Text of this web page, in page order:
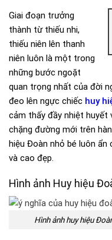
Giai đoạn trưởng
thành từ thiếu nhi,
thiếu niên lên thanh
niên luôn là một trong
những bước ngoặt
quan trọng nhất của đời
đeo lên ngực chiếc huy
cảm thấy đầy nhiệt
chặng đường mới trên
hiệu Đoàn nhỏ bé luôn ẩn
và cao đẹp.
Hình ảnh Huy hiệu
Hình ảnh huy hiệu